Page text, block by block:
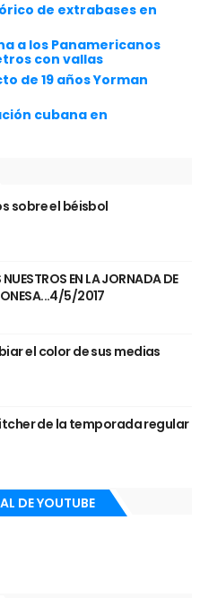
de extrabases en
a los Panamericanos
con vallas
de 19 años Yorman
cubana en
sobre el béisbol
EN LA JORNADA DE
5/2017
el color de sus medias
de la temporada regular
DE YOUTUBE